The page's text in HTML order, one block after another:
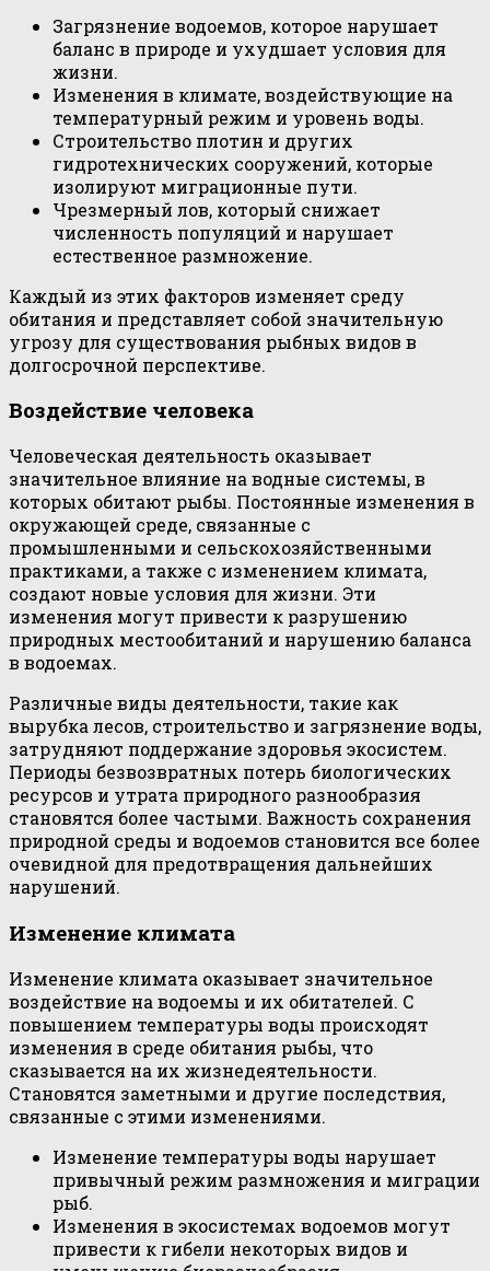
Загрязнение водоемов, которое нарушает
баланс в природе и ухудшает условия для
жизни.
Изменения в климате, воздействующие на
температурный режим и уровень воды.
Строительство плотин и других
гидротехнических сооружений, которые
изолируют миграционные пути.
Чрезмерный лов, который снижает
численность популяций и нарушает
естественное размножение.
Каждый из этих факторов изменяет среду
обитания и представляет собой значительную
угрозу для существования рыбных видов в
долгосрочной перспективе.
Воздействие человека
Человеческая деятельность оказывает
значительное влияние на водные системы, в
которых обитают рыбы. Постоянные изменения в
окружающей среде, связанные с
промышленными и сельскохозяйственными
практиками, а также с изменением климата,
создают новые условия для жизни. Эти
изменения могут привести к разрушению
природных местообитаний и нарушению баланса
в водоемах.
Различные виды деятельности, такие как
вырубка лесов, строительство и загрязнение воды,
затрудняют поддержание здоровья экосистем.
Периоды безвозвратных потерь биологических
ресурсов и утрата природного разнообразия
становятся более частыми. Важность сохранения
природной среды и водоемов становится все более
очевидной для предотвращения дальнейших
нарушений.
Изменение климата
Изменение климата оказывает значительное
воздействие на водоемы и их обитателей. С
повышением температуры воды происходят
изменения в среде обитания рыбы, что
сказывается на их жизнедеятельности.
Становятся заметными и другие последствия,
связанные с этими изменениями.
Изменение температуры воды нарушает
привычный режим размножения и миграции
рыб.
Изменения в экосистемах водоемов могут
привести к гибели некоторых видов и